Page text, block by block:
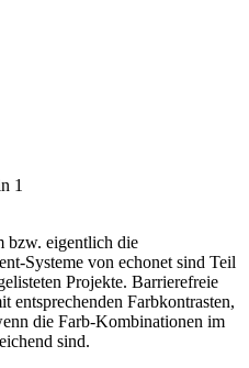
1
bzw. eigentlich die
Systeme von echonet sind Teil
Projekte. Barrierefreie
entsprechenden Farbkontrasten,
die Farb-Kombinationen im
sind.